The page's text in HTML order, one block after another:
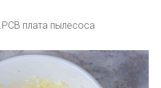
плата пылесоса